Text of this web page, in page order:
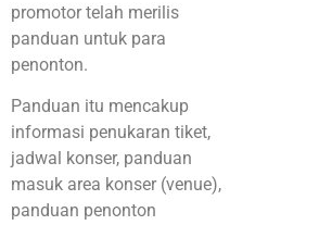
promotor telah merilis
panduan untuk para
penonton.
Panduan itu mencakup
informasi penukaran tiket,
jadwal konser, panduan
masuk area konser (venue),
panduan penonton